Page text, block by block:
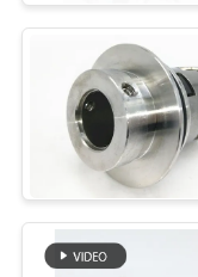
НАС
ФАБРИКИ
ПРОВЕРКА
КАЧЕСТВА